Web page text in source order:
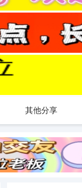
其他分享